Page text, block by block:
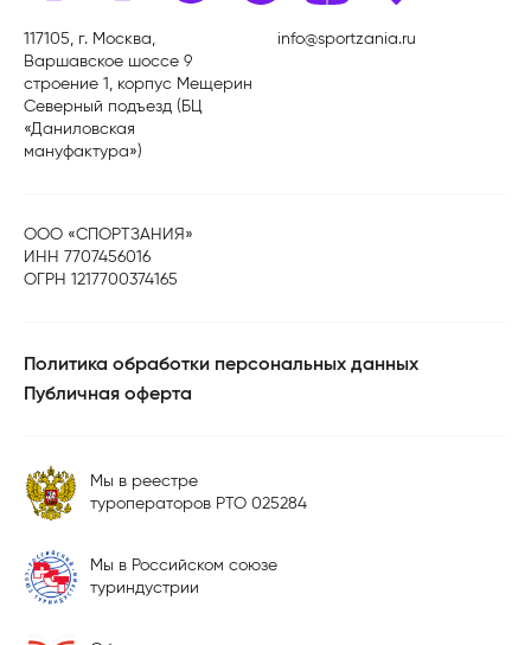
117105, г. Москва,
Варшавское шоссе 9
строение 1, корпус Мещерин
Северный подъезд (БЦ
«Даниловская
мануфактура»)
info@sportzania.ru
ООО «СПОРТЗАНИЯ»
ИНН 7707456016
ОГРН 1217700374165
Политика обработки персональных данных
Публичная оферта
Мы в реестре
туроператоров РТО 025284
Мы в Российском союзе
туриндустрии